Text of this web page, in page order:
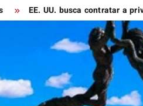
busca contratar a privados